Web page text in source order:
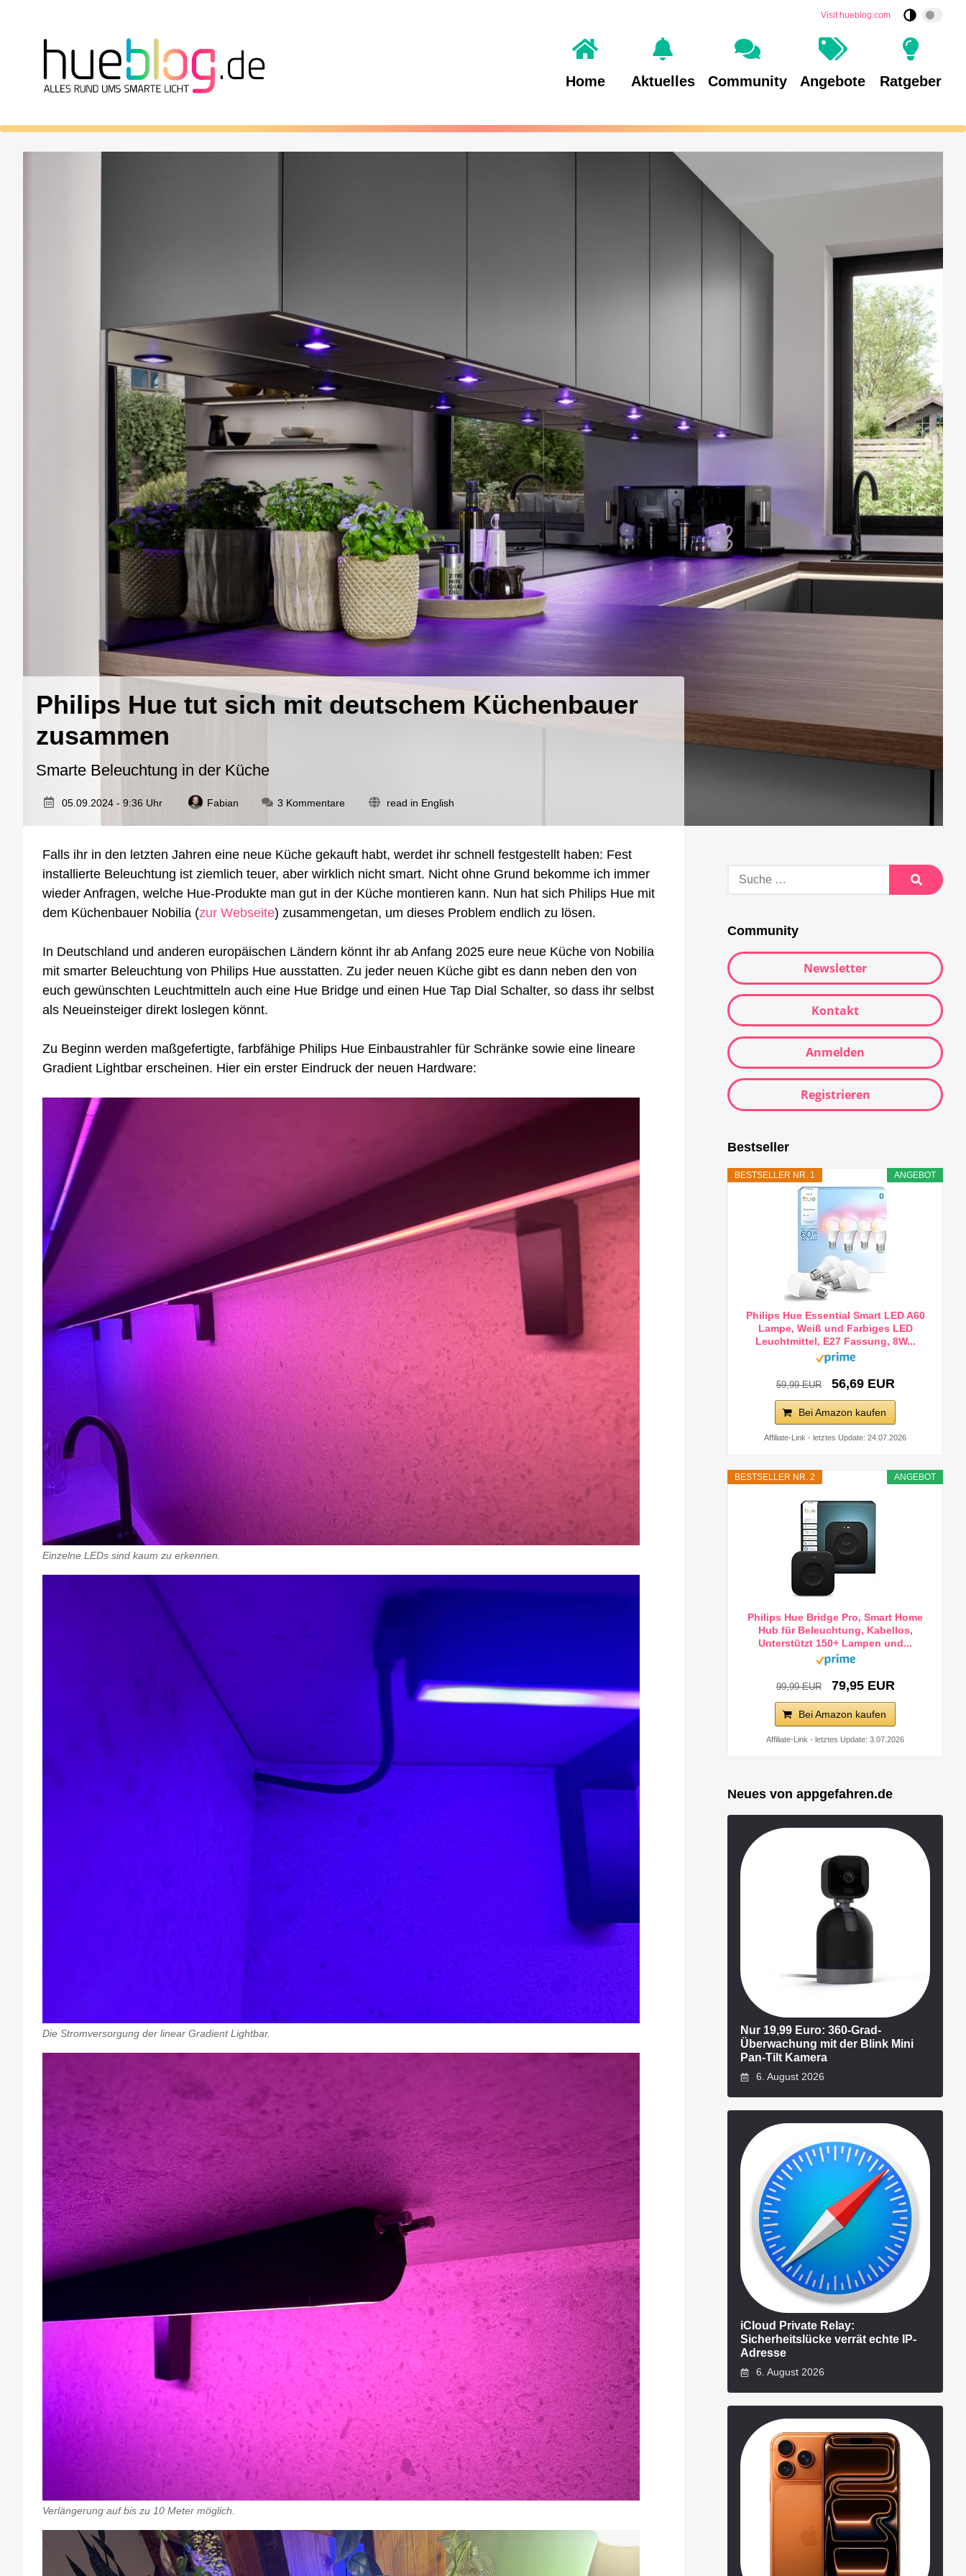
Visit hueblog.com
Home Aktuelles Community Angebote Ratgeber
Philips Hue tut sich mit deutschem Küchenbauer
zusammen
Smarte Beleuchtung in der Küche
05.09.2024 - 9:36 Uhr Fabian 3 Kommentarezu
sich
mit
deutschem
Küchenbauer
zusammen
read in English
Falls ihr in den letzten Jahren eine neue Küche gekauft habt, werdet ihr schnell festgestellt haben: Fest
installierte Beleuchtung ist ziemlich teuer, aber wirklich nicht smart. Nicht ohne Grund bekomme ich immer
wieder Anfragen, welche Hue-Produkte man gut in der Küche montieren kann. Nun hat sich Philips Hue mit
dem Küchenbauer Nobilia (zur Webseite) zusammengetan, um dieses Problem endlich zu lösen.
In Deutschland und anderen europäischen Ländern könnt ihr ab Anfang 2025 eure neue Küche von Nobilia
mit smarter Beleuchtung von Philips Hue ausstatten. Zu jeder neuen Küche gibt es dann neben den von
euch gewünschten Leuchtmitteln auch eine Hue Bridge und einen Hue Tap Dial Schalter, so dass ihr selbst
als Neueinsteiger direkt loslegen könnt.
Zu Beginn werden maßgefertigte, farbfähige Philips Hue Einbaustrahler für Schränke sowie eine lineare
Gradient Lightbar erscheinen. Hier ein erster Eindruck der neuen Hardware:
Einzelne LEDs sind kaum zu erkennen.
Die Stromversorgung der linear Gradient Lightbar.
Verlängerung auf bis zu 10 Meter möglich.
Suche
Suche
Community
Newsletter
Kontakt
Anmelden
Registrieren
Bestseller
ANGEBOT
BESTSELLER NR. 1
Philips Hue Essential Smart LED A60
Lampe, Weiß und Farbiges LED
Leuchtmittel, E27 Fassung, 8W...
59,99 EUR 56,69 EUR
Bei Amazon kaufen
Affiliate-Link - letztes Update: 24.07.2026
ANGEBOT
BESTSELLER NR. 2
Philips Hue Bridge Pro, Smart Home
Hub für Beleuchtung, Kabellos,
Unterstützt 150+ Lampen und...
99,99 EUR 79,95 EUR
Bei Amazon kaufen
Affiliate-Link - letztes Update: 3.07.2026
Neues von appgefahren.de
Nur 19,99 Euro: 360-Grad-
Überwachung mit der Blink Mini
Pan-Tilt Kamera
6. August 2026
iCloud Private Relay:
Sicherheitslücke verrät echte IP-
Adresse
6. August 2026